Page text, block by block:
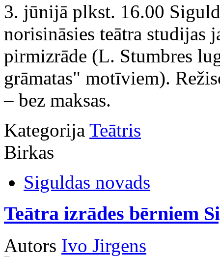
3. jūnijā plkst. 16.00
norisināsies teātra studijas
pirmizrāde (L. Stumbres
grāmatas" motīviem).
– bez maksas.
Kategorija Teātris
Birkas
Siguldas novads
Teātra izrādes bērniem
Autors Ivo Jirgens